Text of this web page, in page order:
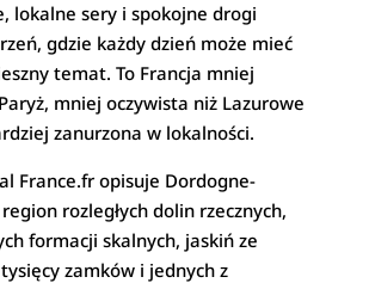
lokalne sery i spokojne drogi
gdzie każdy dzień może mieć
temat. To Francja mniej
mniej oczywista niż Lazurowe
zanurzona w lokalności.
France.fr opisuje Dordogne-
rozległych dolin rzecznych,
formacji skalnych, jaskiń ze
zamków i jednych z